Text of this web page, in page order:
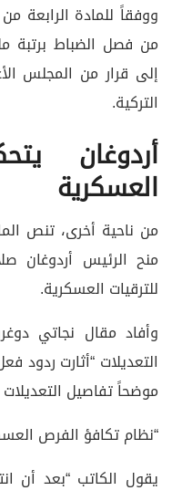
ووفقاً للمادة الرابعة
من فصل الضباط برتبة
إلى قرار من المجلس
التركية.
أردوغان
العسكرية
من ناحية أخرى، تنص
منح الرئيس أردوغان
للترقيات العسكرية.
وأفاد مقال نجاتي
التعديلات “أثارت ردود
موضحاً تفاصيل
“نظام تكافؤ الفرص العسكري الذي
يقول الكاتب “بعد أن